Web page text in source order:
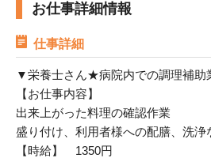
お仕事詳細情報
仕事詳細
▼栄養士さん★病院内での調理補助
【お仕事内容】
出来上がった料理の確認作業
盛り付け、利用者様への配膳、洗浄
【時給】 1350円